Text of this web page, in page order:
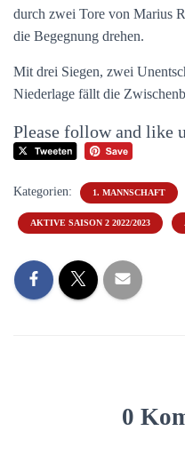
durch zwei Tore von Marius
die Begegnung drehen.
Mit drei Siegen, zwei
Niederlage fällt die
Please follow and like
Kategorien: 1. MANNSCHAFT
AKTIVE SAISON 2 2022/2023
0